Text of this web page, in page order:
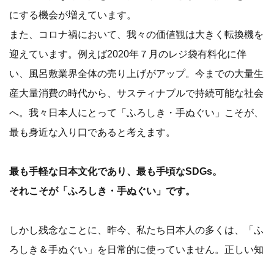
にする機会が増えています。
また、コロナ禍において、我々の価値観は大きく転換機を
迎えています。例えば2020年７月のレジ袋有料化に伴
い、風呂敷業界全体の売り上げがアップ。今までの大量生
産大量消費の時代から、サスティナブルで持続可能な社会
へ。我々日本人にとって「ふろしき・手ぬぐい」こそが、
最も身近な入り口であると考えます。
最も手軽な日本文化であり、最も手頃なSDGs。
それこそが「ふろしき・手ぬぐい」です。
しかし残念なことに、昨今、私たち日本人の多くは、「ふ
ろしき＆手ぬぐい」を日常的に使っていません。正しい知